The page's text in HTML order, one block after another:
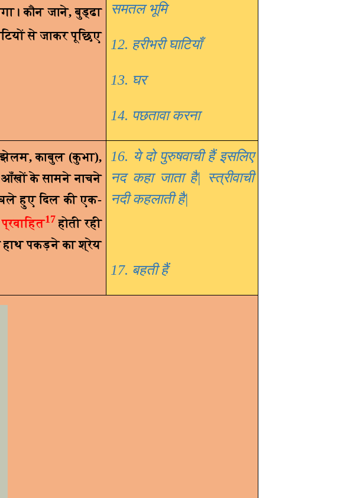
कौन जाने,बुड्ढा
से जाकर पूछिए
समतल भूमि
12. हरीभरी घाटियाँ
13. घर
14. पछतावा करना
झेलम, काबुल (कुभा),
आँखों के सामने नाचने
हुए दिल की एक-
प्रवाहित17 होती रही
हाथ पकड़ने का श्रेय
16. ये दो पुरुषवाची हैं इसलिए
नद कहा जाता है| स्त्रीवाची
नदी कहलाती है|
17. बहती हैं